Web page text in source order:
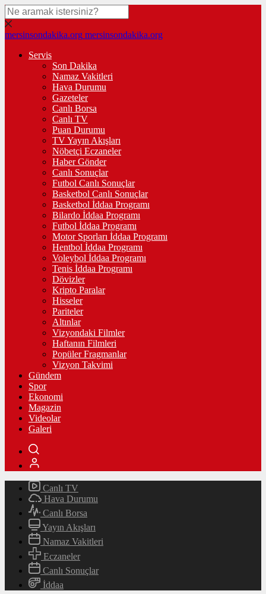
mersinsondakika.org mersinsondakika.org
Servis
Son Dakika
Namaz Vakitleri
Hava Durumu
Gazeteler
Canlı Borsa
Canlı TV
Puan Durumu
TV Yayın Akışları
Nöbetçi Eczaneler
Haber Gönder
Canlı Sonuçlar
Futbol Canlı Sonuçlar
Basketbol Canlı Sonuçlar
Basketbol İddaa Programı
Bilardo İddaa Programı
Futbol İddaa Programı
Motor Sporları İddaa Programı
Hentbol İddaa Programı
Voleybol İddaa Programı
Tenis İddaa Programı
Dövizler
Kripto Paralar
Hisseler
Pariteler
Altınlar
Vizyondaki Filmler
Haftanın Filmleri
Popüler Fragmanlar
Vizyon Takvimi
Gündem
Spor
Ekonomi
Magazin
Videolar
Galeri
Canlı TV
Hava Durumu
Canlı Borsa
Yayın Akışları
Namaz Vakitleri
Eczaneler
Canlı Sonuçlar
İddaa